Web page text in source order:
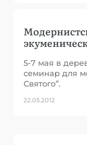
5-7 мая в
семинар для
Святого”.
22.05.2012